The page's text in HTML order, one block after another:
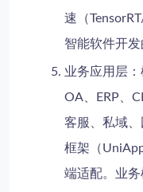
速（
智能软件开发
业务应用层
OA、ERP、
客服、私域
框架 （
端适配。业